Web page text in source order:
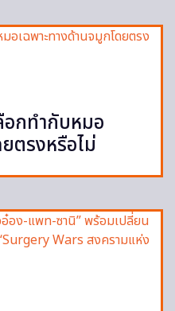
อกทำกับหมอ
ตรงหรือไม่